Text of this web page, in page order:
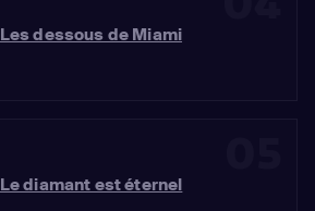
Les dessous de Miami
Le diamant est éternel